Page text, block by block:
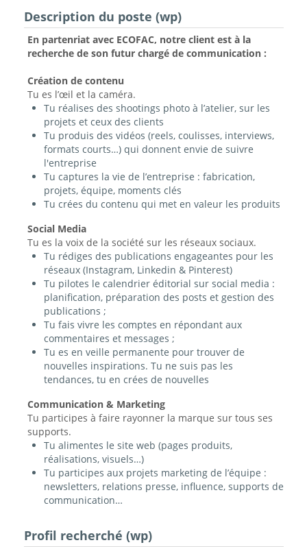
Description du poste (wp)
En partenriat avec ECOFAC, notre client est à la
recherche de son futur chargé de communication :
Création de contenu
Tu es l’œil et la caméra.
Tu réalises des shootings photo à l’atelier, sur les
projets et ceux des clients
Tu produis des vidéos (reels, coulisses, interviews,
formats courts…) qui donnent envie de suivre
l'entreprise
Tu captures la vie de l’entreprise : fabrication,
projets, équipe, moments clés
Tu crées du contenu qui met en valeur les produits
Social Media
Tu es la voix de la société sur les réseaux sociaux.
Tu rédiges des publications engageantes pour les
réseaux (Instagram, Linkedin & Pinterest)
Tu pilotes le calendrier éditorial sur social media :
planification, préparation des posts et gestion des
publications ;
Tu fais vivre les comptes en répondant aux
commentaires et messages ;
Tu es en veille permanente pour trouver de
nouvelles inspirations. Tu ne suis pas les
tendances, tu en crées de nouvelles
Communication & Marketing
Tu participes à faire rayonner la marque sur tous ses
supports.
Tu alimentes le site web (pages produits,
réalisations, visuels…)
Tu participes aux projets marketing de l’équipe :
newsletters, relations presse, influence, supports de
communication…
Profil recherché (wp)